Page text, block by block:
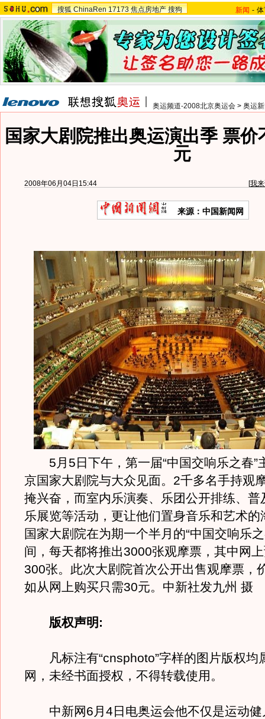
搜狐 ChinaRen 17173 焦点房地产 搜狗 新闻 -
奥运频道-2008北京奥运会 > 奥运
国家大剧院推出奥运演出季 票
元
2008年06月04日15:44 [我
来源：中国新闻网
5月5日下午，第一届“中国交响乐之春”
京国家大剧院与大众见面。2千多名手持观
掩兴奋，而室内乐演奏、乐团公开排练、普
乐展览等活动，更让他们置身音乐和艺术的
国家大剧院在为期一个半月的“中国交响乐
间，每天都将推出3000张观摩票，其中网
300张。此次大剧院首次公开出售观摩票，
如从网上购买只需30元。中新社发九州 摄
版权声明:
凡标注有“cnsphoto”字样的图片版权均
网，未经书面授权，不得转载使用。
中新网6月4日电奥运会他不仅是运动健